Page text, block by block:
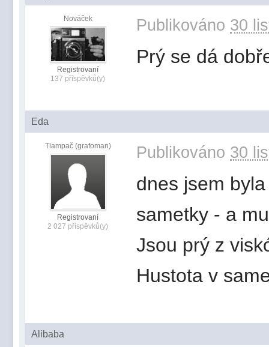
Nováček
Registrovaní
137 příspěvků(y)
Publikováno 30
Prý se dá
Eda
Tlampač (grafoman)
Registrovaní
2 027 příspěvků(y)
Publikováno 30
dnes jsem
sametky - a
Jsou prý z
Hustota v
Alibaba